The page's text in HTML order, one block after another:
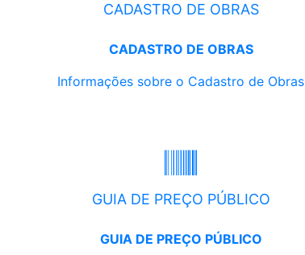
CADASTRO DE OBRAS
CADASTRO DE OBRAS
Informações sobre o Cadastro de Obras
GUIA DE PREÇO PÚBLICO
GUIA DE PREÇO PÚBLICO